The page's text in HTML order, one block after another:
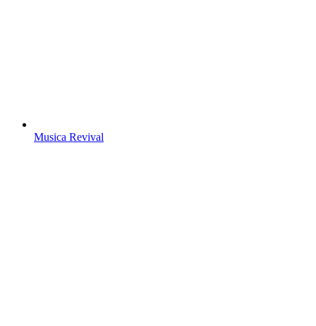
Musica Revival